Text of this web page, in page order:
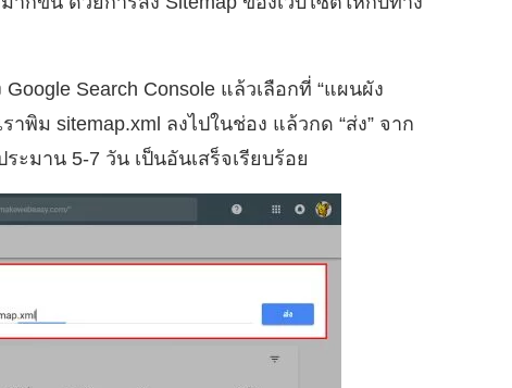
Search Console แล้วเลือกที่ “แผนผัง
าพิม sitemap.xml ลงไปในช่อง แล้วกด “ส่ง” จาก
ะมาน 5-7 วัน เป็นอันเสร็จเรียบร้อย